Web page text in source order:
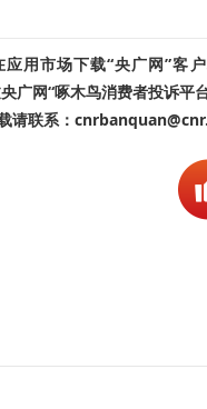
用市场下载“央广网”客
广网“啄木鸟消费者投诉平
请联系：